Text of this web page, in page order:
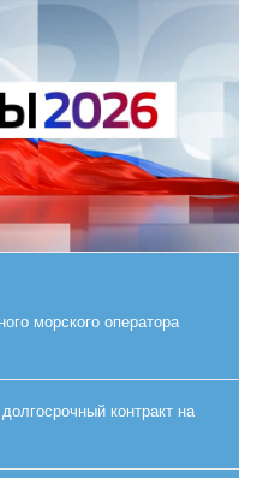
морского оператора
контракт на